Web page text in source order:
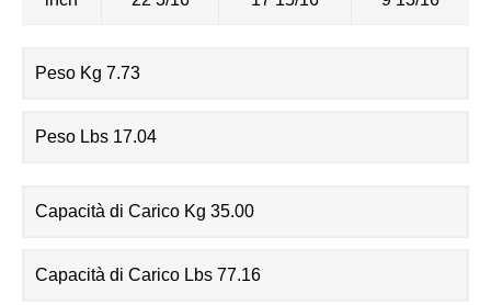
Peso Kg 7.73
Peso Lbs 17.04
Capacità di Carico Kg 35.00
Capacità di Carico Lbs 77.16